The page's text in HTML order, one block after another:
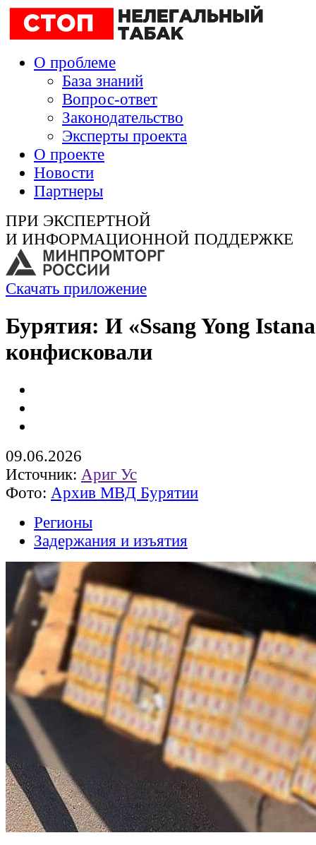
О проблеме
База знаний
Вопрос-ответ
Законодательство
Эксперты проекта
О проекте
Новости
Партнеры
ПРИ ЭКСПЕРТНОЙ
И ИНФОРМАЦИОННОЙ ПОДДЕРЖКЕ
Скачать приложение
Бурятия: И «Ssang Yong
конфисковали
09.06.2026
Источник: Ариг Ус
Фото: Аpxив MBД Бypятии
Регионы
Задержания и изъятия